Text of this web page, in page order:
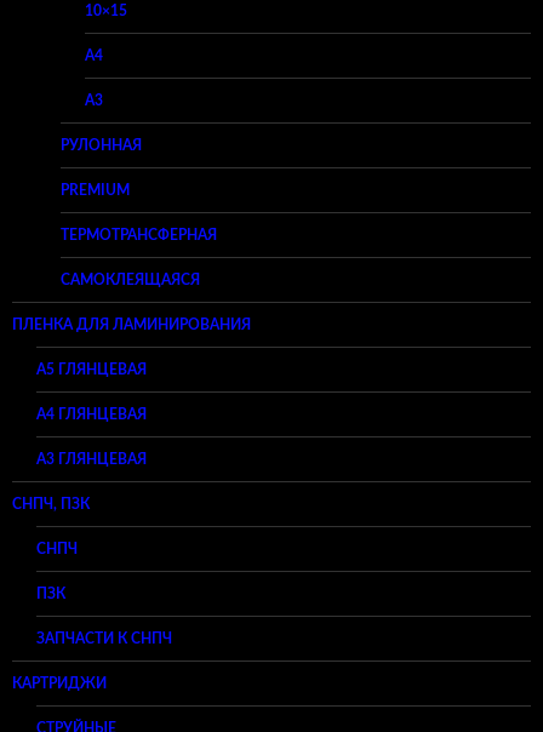
10×15
A4
A3
РУЛОННАЯ
PREMIUM
ТЕРМОТРАНСФЕРНАЯ
САМОКЛЕЯЩАЯСЯ
ПЛЕНКА ДЛЯ ЛАМИНИРОВАНИЯ
A5 ГЛЯНЦЕВАЯ
А4 ГЛЯНЦЕВАЯ
A3 ГЛЯНЦЕВАЯ
СНПЧ, ПЗК
СНПЧ
ПЗК
ЗАПЧАСТИ К СНПЧ
КАРТРИДЖИ
СТРУЙНЫЕ